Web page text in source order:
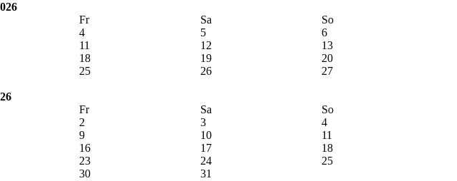
Fr Sa
So
4 5
6
11 12
13
18 19
20
25 26
27
Fr Sa
So
2 3
4
9 10
11
16 17
18
23 24
25
30
31